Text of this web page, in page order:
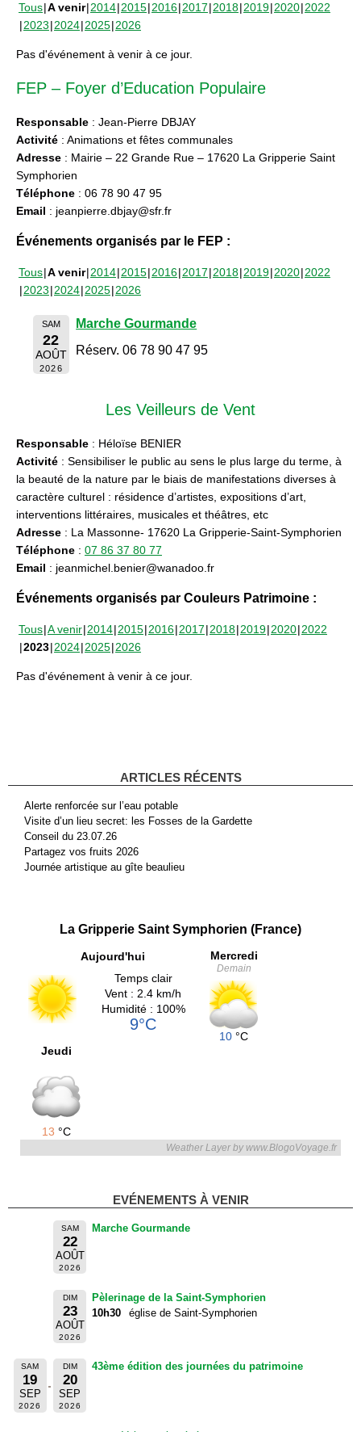
Tous A venir 2014 2015 2016 2017 2018 2019 2020 2022
2023 2024 2025 2026
Pas d'événement à venir à ce jour.
FEP – Foyer d’Education Populaire
Responsable : Jean-Pierre DBJAY
Activité : Animations et fêtes communales
Adresse : Mairie – 22 Grande Rue – 17620 La Gripperie Saint
Symphorien
Téléphone : 06 78 90 47 95
Email : jeanpierre.dbjay@sfr.fr
Événements organisés par le FEP :
Tous A venir 2014 2015 2016 2017 2018 2019 2020 2022
2023 2024 2025 2026
SAM
22
AOÛT
2026
Marche Gourmande
Réserv. 06 78 90 47 95
Les Veilleurs de Vent
Responsable : Héloïse BENIER
Activité : Sensibiliser le public au sens le plus large du terme, à
la beauté de la nature par le biais de manifestations diverses à
caractère culturel : résidence d’artistes, expositions d’art,
interventions littéraires, musicales et théâtres, etc
Adresse : La Massonne- 17620 La Gripperie-Saint-Symphorien
Téléphone : 07 86 37 80 77
Email : jeanmichel.benier@wanadoo.fr
Événements organisés par Couleurs Patrimoine :
Tous A venir 2014 2015 2016 2017 2018 2019 2020 2022
2023 2024 2025 2026
Pas d'événement à venir à ce jour.
ARTICLES RÉCENTS
Alerte renforcée sur l’eau potable
Visite d’un lieu secret: les Fosses de la Gardette
Conseil du 23.07.26
Partagez vos fruits 2026
Journée artistique au gîte beaulieu
La Gripperie Saint Symphorien (France)
Aujourd'hui
Temps clair
Vent : 2.4 km/h
Humidité : 100%
9°C
Mercredi
Demain
10 °C
Jeudi
13 °C
Weather Layer by www.BlogoVoyage.fr
EVÉNEMENTS À VENIR
SAM
22
AOÛT
2026
Marche Gourmande
DIM
23
AOÛT
2026
Pèlerinage de la Saint-Symphorien
10h30
église de Saint-Symphorien
SAM
19
SEP
2026
DIM
20
SEP
2026
43ème édition des journées du patrimoine